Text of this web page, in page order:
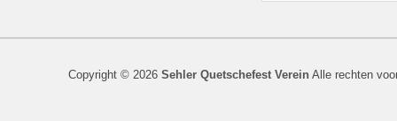
Copyright © 2026 Sehler Quetschefest Verein Alle rechten